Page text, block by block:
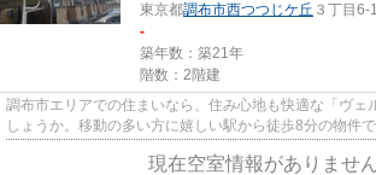
東京都調布市西つつじケ丘 ３丁目6-1
-
築年数：築21年
階数：2階建
調布市エリアでの住まいなら、住み心地も快適な「ヴェ
しょうか。移動の多い方に嬉しい駅から徒歩8分の物件
現在空室情報がありません